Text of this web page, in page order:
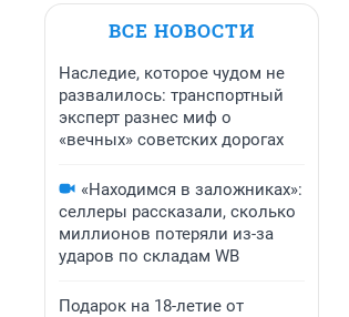
ВСЕ НОВОСТИ
Наследие, которое чудом не
развалилось: транспортный
эксперт разнес миф о
«вечных» советских дорогах
«Находимся в заложниках»:
селлеры рассказали, сколько
миллионов потеряли из-за
ударов по складам WB
Подарок на 18-летие от